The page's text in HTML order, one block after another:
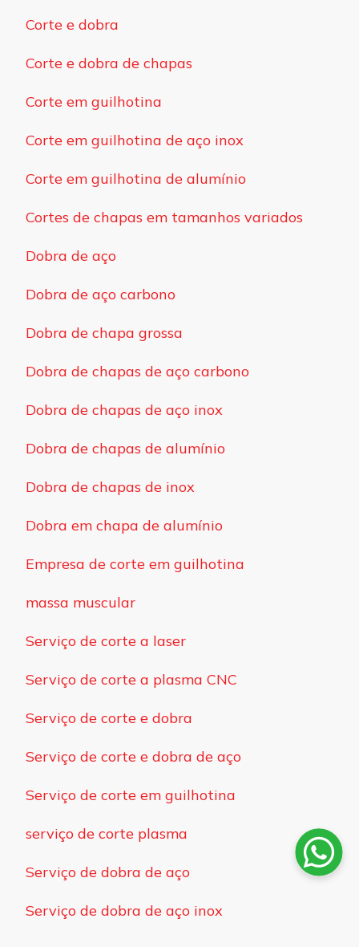
Corte e dobra
Corte e dobra de chapas
Corte em guilhotina
Corte em guilhotina de aço inox
Corte em guilhotina de alumínio
Cortes de chapas em tamanhos variados
Dobra de aço
Dobra de aço carbono
Dobra de chapa grossa
Dobra de chapas de aço carbono
Dobra de chapas de aço inox
Dobra de chapas de alumínio
Dobra de chapas de inox
Dobra em chapa de alumínio
Empresa de corte em guilhotina
massa muscular
Serviço de corte a laser
Serviço de corte a plasma CNC
Serviço de corte e dobra
Serviço de corte e dobra de aço
Serviço de corte em guilhotina
serviço de corte plasma
Serviço de dobra de aço
Serviço de dobra de aço inox